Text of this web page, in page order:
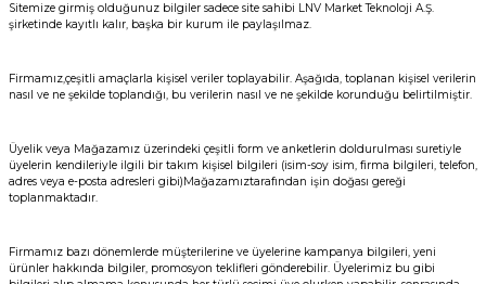
Sitemize girmiş olduğunuz bilgiler sadece site sahibi LNV Market Teknoloji A.Ş.
şirketinde kayıtlı kalır, başka bir kurum ile paylaşılmaz.
Firmamız,çeşitli amaçlarla kişisel veriler toplayabilir. Aşağıda, toplanan kişisel verilerin
nasıl ve ne şekilde toplandığı, bu verilerin nasıl ve ne şekilde korunduğu belirtilmiştir.
Üyelik veya Mağazamız üzerindeki çeşitli form ve anketlerin doldurulması suretiyle
üyelerin kendileriyle ilgili bir takım kişisel bilgileri (isim-soy isim, firma bilgileri, telefon,
adres veya e-posta adresleri gibi)Mağazamıztarafından işin doğası gereği
toplanmaktadır.
Firmamız bazı dönemlerde müşterilerine ve üyelerine kampanya bilgileri, yeni
ürünler hakkında bilgiler, promosyon teklifleri gönderebilir. Üyelerimiz bu gibi